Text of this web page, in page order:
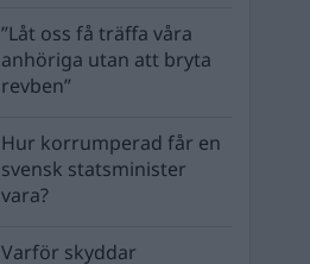
”Låt oss få träffa våra
anhöriga utan att bryta
revben”
Hur korrumperad får en
svensk statsminister
vara?
Varför skyddar